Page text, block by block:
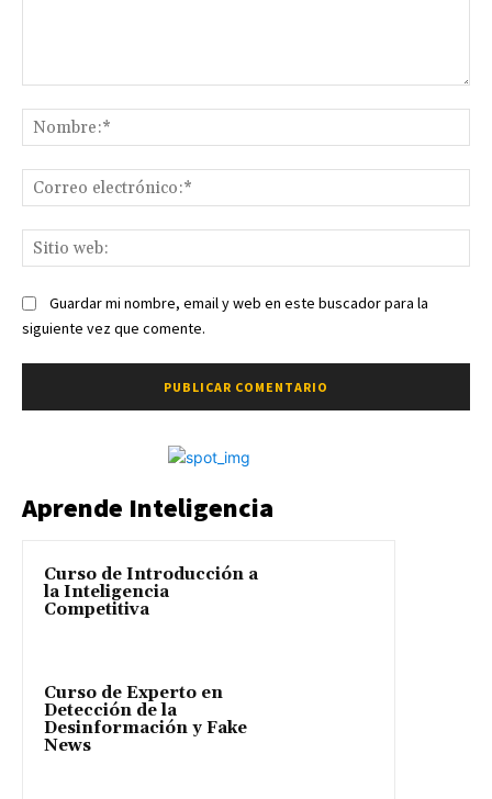
Guardar mi nombre, email y web en este buscador para la
siguiente vez que comente.
Aprende Inteligencia
Curso de Introducción a
la Inteligencia
Competitiva
Curso de Experto en
Detección de la
Desinformación y Fake
News